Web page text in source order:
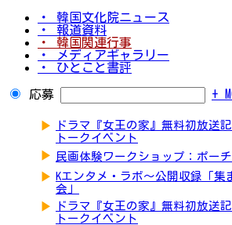
・ 韓国文化院ニュース
・ 報道資料
・ 韓国関連行事
・ メディアギャラリー
・ ひとこと書評
応募 +
▶
ドラマ『女王の家』無料初放送
トークイベント
▶ 民画体験ワークショップ：ポー
▶ Kエンタメ・ラボ～公開収録「集
会」
▶
ドラマ『女王の家』無料初放送
トークイベント